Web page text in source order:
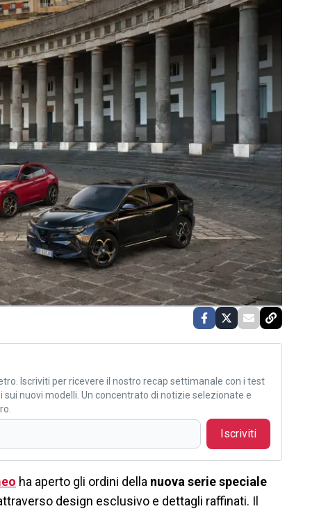
Iscriviti per ricevere il nostro recap settimanale con i test
nuovi modelli. Un concentrato di notizie selezionate e
Iscriviti
ha aperto gli ordini della nuova serie speciale
design esclusivo e dettagli raffinati. Il